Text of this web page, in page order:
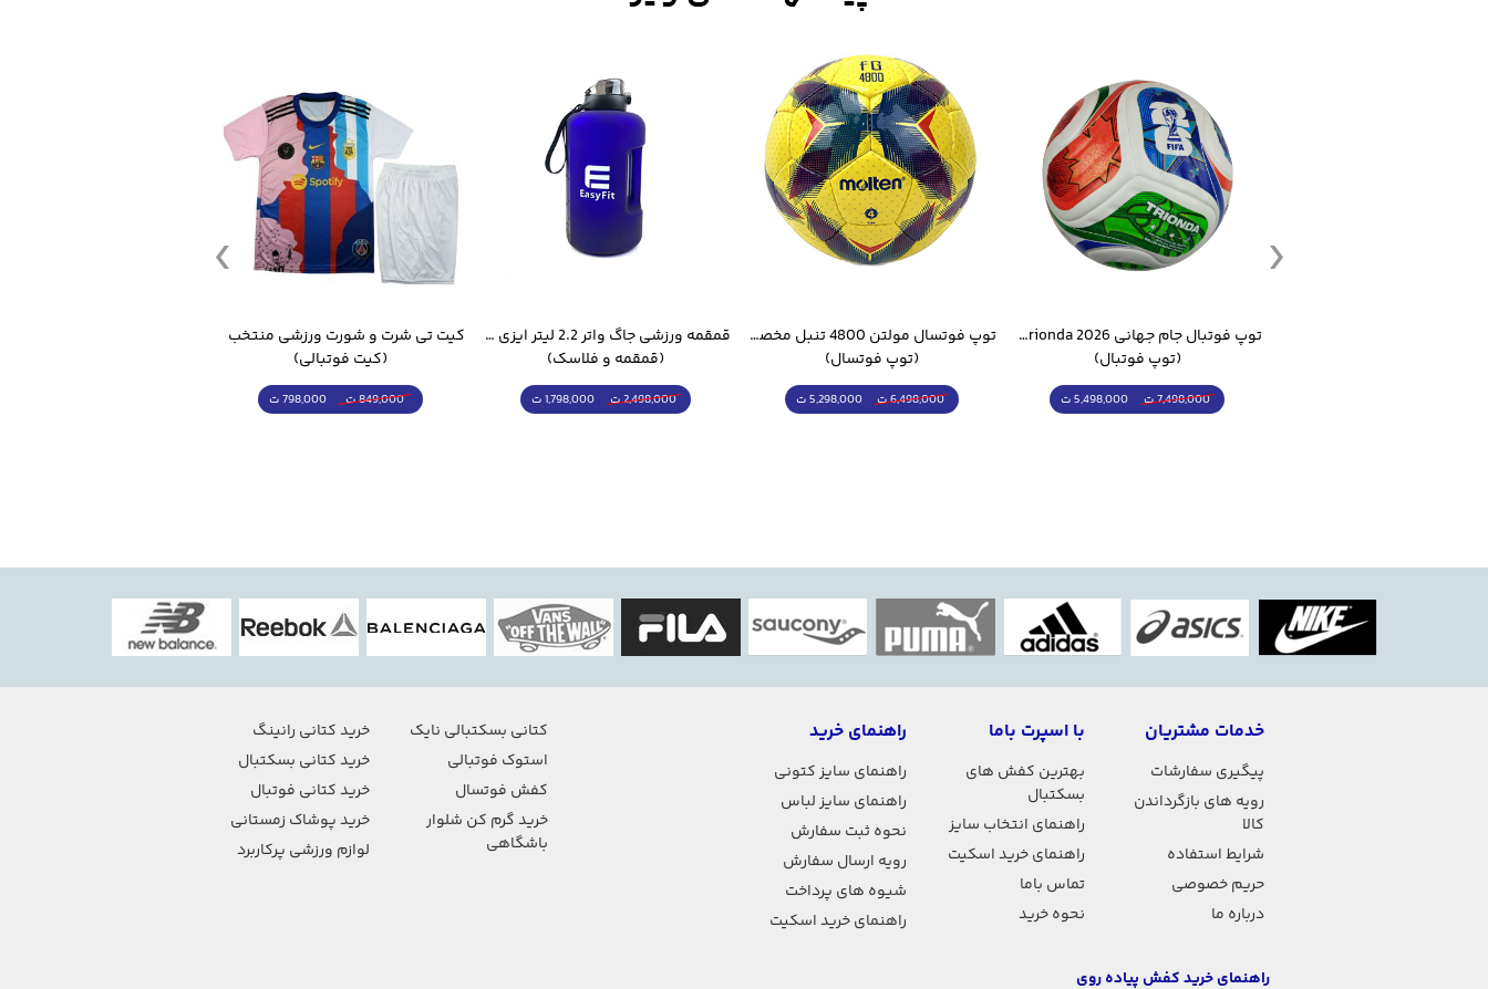
توپ فوتبال جام جهانی 2026 Trionda مشابه اورجینال
(توپ فوتبال)
7,498,000 ت 5,498,000 ت
توپ فوتسال مولتن 4800 تنبل مخصوص سالن
(توپ فوتسال)
6,498,000 ت 5,298,000 ت
قمقمه ورزشی جاگ واتر 2.2 لیتر ایزی فیت
(قمقمه و فلاسک)
2,498,000 ت 1,798,000 ت
(کیت فوتبالی)
849,000 ت 798,000 ت
خدمات مشتریان
پیگیری سفارشات
رویه های بازگرداندن
کالا
شرایط استفاده
حریم خصوصی
درباره ما
با اسپرت باما
بهترین کفش های
بسکتبال
راهنمای انتخاب سایز
راهنمای خرید اسکیت
تماس باما
نحوه خرید
راهنمای خرید
راهنمای سایز کتونی
راهنمای سایز لباس
نحوه ثبت سفارش
رویه ارسال سفارش
شیوه های پرداخت
راهنمای خرید اسکیت
کتانی بسکتبالی نایک
استوک فوتبالی
کفش فوتسال
خرید گرم کن شلوار
باشگاهی
خرید کتانی رانینگ
خرید کتانی بسکتبال
خرید کتانی فوتبال
خرید پوشاک زمستانی
لوازم ورزشی پرکاربرد
راهنمای خرید کفش پیاده روی